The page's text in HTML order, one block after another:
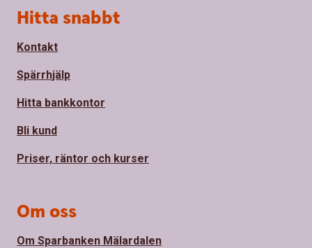
Sidfot
Hitta snabbt
Kontakt
Spärrhjälp
Hitta bankkontor
Bli kund
Priser, räntor och kurser
Om oss
Om Sparbanken Mälardalen